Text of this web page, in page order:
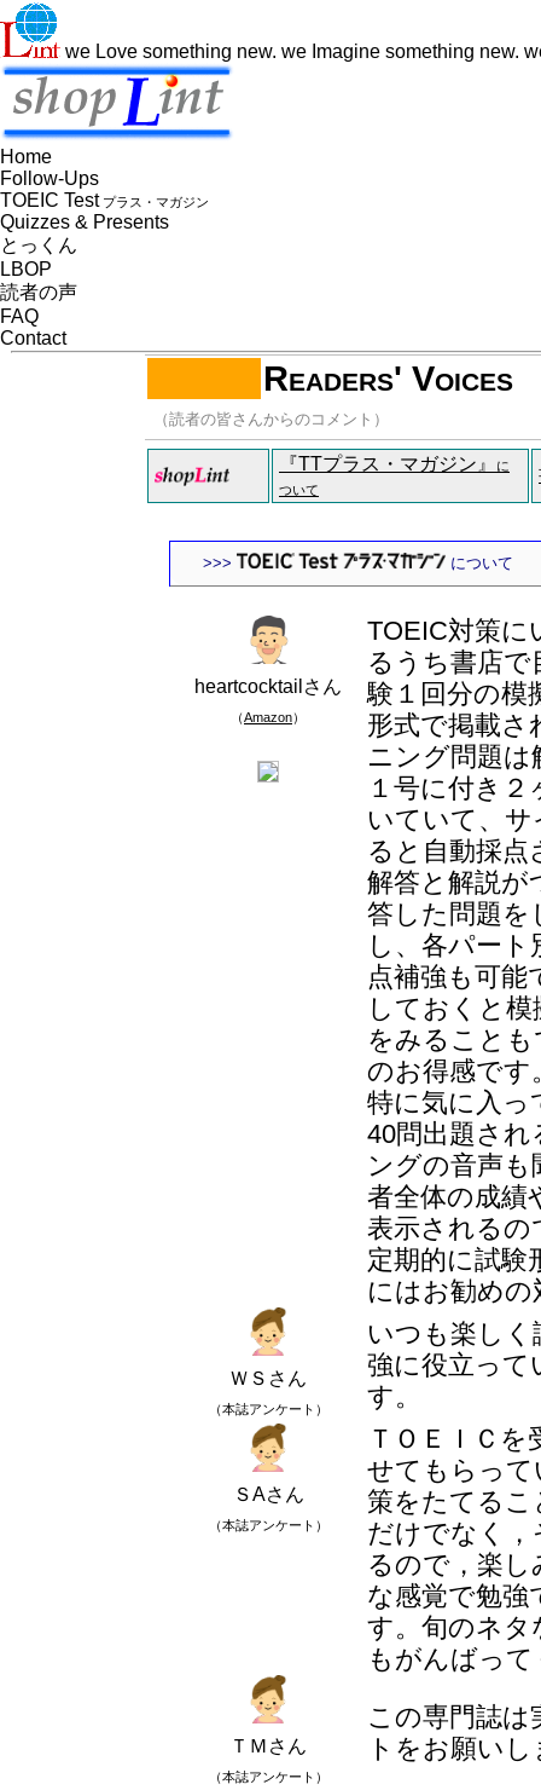
we Love something new. we magine something new.
Home
Follow-Ups
TOEIC Testプラス・マガジン
Quizzes & Presents
とっくん
LBOP
読者の声
FAQ
Contact
Readers' Voices
（読者の皆さんからのコメント）
『TTプラス・マガジン』
に
ついて
>>> について
heartcocktailさん
（Amazon）
TOEIC対策
るうち書店
験１回分の模
形式で掲載さ
ニング問題
１号に付き
いていて、
ると自動採点
解答と解説が
答した問題
し、各パー
点補強も可能
しておくと
をみること
のお得感です
特に気に入っ
40問出題さ
ングの音声
者全体の成績
表示されるの
定期的に試験
にはお勧めの
ＷＳさん
（本誌アンケート）
いつも楽し
強に役立って
す。
ＳAさん
（本誌アンケート）
ＴＯＥＩＣ
せてもらって
策をたてる
だけでなく
るので，楽
な感覚で勉強
す。旬のネタ
もがんばっ
ＴＭさん
（本誌アンケート）
この専門誌は
トをお願い